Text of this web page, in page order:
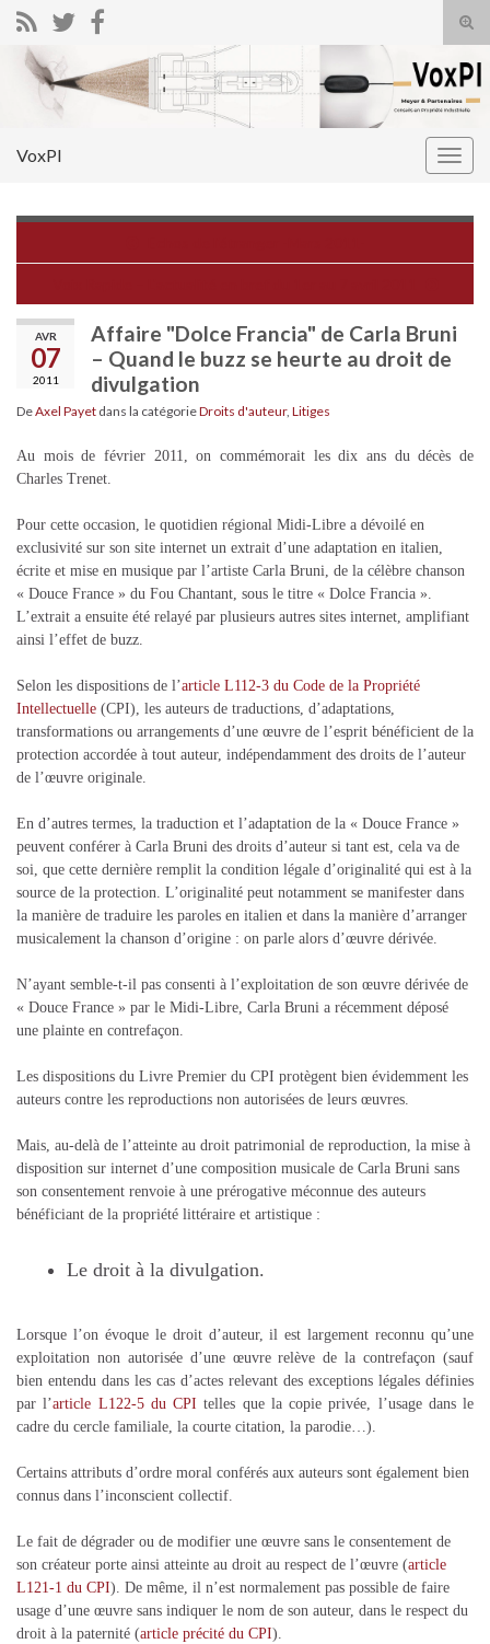
Search for:
VoxPI
AVR
07
2011
Affaire "Dolce Francia" de Carla Bruni
– Quand le buzz se heurte au droit de
divulgation
DeAxel Payet dans la catégorieDroits d'auteur, Litiges
Au mois de février 2011, on commémorait les dix ans du décès de
Charles Trenet.
Pour cette occasion, le quotidien régional Midi-Libre a dévoilé en
exclusivité sur son site internet un extrait d’une adaptation en italien,
écrite et mise en musique par l’artiste Carla Bruni, de la célèbre chanson
« Douce France » du Fou Chantant, sous le titre « Dolce Francia ».
L’extrait a ensuite été relayé par plusieurs autres sites internet, amplifiant
ainsi l’effet de buzz.
Selon les dispositions de l’article L112-3 du Code de la Propriété
Intellectuelle (CPI), les auteurs de traductions, d’adaptations,
transformations ou arrangements d’une œuvre de l’esprit bénéficient de la
protection accordée à tout auteur, indépendamment des droits de l’auteur
de l’œuvre originale.
En d’autres termes, la traduction et l’adaptation de la « Douce France »
peuvent conférer à Carla Bruni des droits d’auteur si tant est, cela va de
soi, que cette dernière remplit la condition légale d’originalité qui est à la
source de la protection. L’originalité peut notamment se manifester dans
la manière de traduire les paroles en italien et dans la manière d’arranger
musicalement la chanson d’origine : on parle alors d’œuvre dérivée.
N’ayant semble-t-il pas consenti à l’exploitation de son œuvre dérivée de
« Douce France » par le Midi-Libre, Carla Bruni a récemment déposé
une plainte en contrefaçon.
Les dispositions du Livre Premier du CPI protègent bien évidemment les
auteurs contre les reproductions non autorisées de leurs œuvres.
Mais, au-delà de l’atteinte au droit patrimonial de reproduction, la mise à
disposition sur internet d’une composition musicale de Carla Bruni sans
son consentement renvoie à une prérogative méconnue des auteurs
bénéficiant de la propriété littéraire et artistique :
Le droit à la divulgation.
Lorsque l’on évoque le droit d’auteur, il est largement reconnu qu’une
exploitation non autorisée d’une œuvre relève de la contrefaçon (sauf
bien entendu dans les cas d’actes relevant des exceptions légales définies
par l’article L122-5 du CPI telles que la copie privée, l’usage dans le
cadre du cercle familiale, la courte citation, la parodie…).
Certains attributs d’ordre moral conférés aux auteurs sont également bien
connus dans l’inconscient collectif.
Le fait de dégrader ou de modifier une œuvre sans le consentement de
son créateur porte ainsi atteinte au droit au respect de l’œuvre (article
L121-1 du CPI). De même, il n’est normalement pas possible de faire
usage d’une œuvre sans indiquer le nom de son auteur, dans le respect du
droit à la paternité (article précité du CPI).